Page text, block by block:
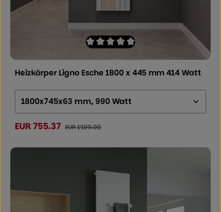
Durchschnittliche Bewertung von 0
Heizkörper Ligno Esche 1800 x 445 mm 414 Watt
Größe (Höhe x Breite x Tiefe):
Verkaufspreis:
EUR 755.37 Regulärer Preis:
EUR 1’199.00